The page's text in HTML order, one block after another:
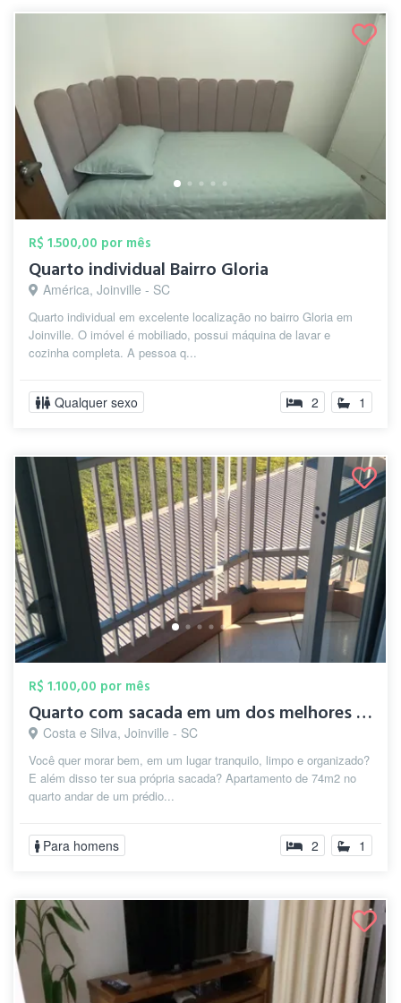
R$ 1.500,00 por mês
Quarto individual Bairro Gloria
América, Joinville - SC
Quarto individual em excelente localização no bairro Gloria em
Joinville. O imóvel é mobiliado, possui máquina de lavar e
cozinha completa. A pessoa q...
Qualquer sexo 2 1
R$ 1.100,00 por mês
Quarto com sacada em um dos melhores bai...
Costa e Silva, Joinville - SC
Você quer morar bem, em um lugar tranquilo, limpo e organizado?
E além disso ter sua própria sacada? Apartamento de 74m2 no
quarto andar de um prédio...
Para homens 2 1